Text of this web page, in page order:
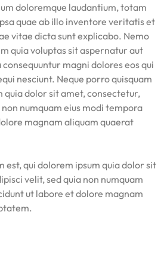
doloremque laudantium, totam
quae ab illo inventore veritatis et
vitae dicta sunt explicabo. Nemo
quia voluptas sit aspernatur aut
magni dolores eos qui
nesciunt. Neque porro quisquam
quia dolor sit amet, consectetur,
numquam eius modi tempora
magnam aliquam quaerat
est, qui dolorem ipsum quia dolor sit
velit, sed quia non numquam
ut labore et dolore magnam